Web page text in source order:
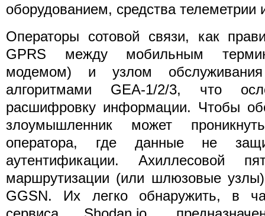
оборудованием, средства телеметрии
Операторы сотовой связи, как
GPRS между мобильным
модемом) и узлом
алгоритмами GEA-1/2/3, что
расшифровку информации. Чтобы
злоумышленник может
оператора, где данные не
аутентификации. Ахиллесовой
маршрутизации (или шлюзовые
GGSN. Их легко обнаружить, в